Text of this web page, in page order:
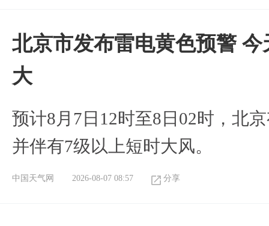
北京市发布雷电黄色预警
大
预计8月7日12时至8日02时，北
并伴有7级以上短时大风。
中国天气网 2026-08-07 08:57 分享